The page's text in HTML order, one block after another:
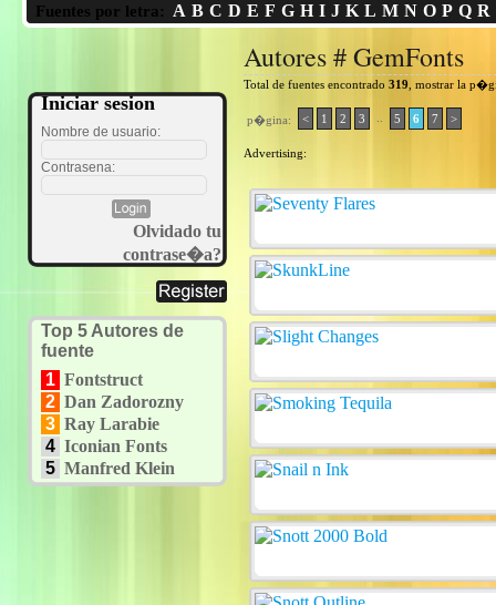
Fuentes por letra: A B C D E F G H I J K L M N O P Q R
Iniciar sesion
Nombre de usuario:
Contrasena:
Olvidado tu
contrase�a?
Top 5 Autores de
fuente
1 Fontstruct
2 Dan Zadorozny
3 Ray Larabie
4 Iconian Fonts
5 Manfred Klein
Autores # GemFonts
Total de fuentes encontrado 319 , mostrar la
p�gina: < 1 2 3 5 6 7 >
Advertising: